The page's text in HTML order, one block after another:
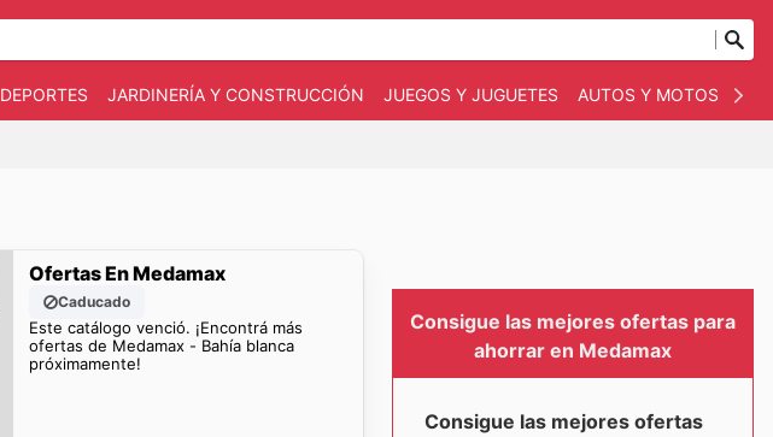
DEPORTES JARDINERÍA Y CONSTRUCCIÓN JUEGOS Y JUGUETES AUTOS Y MOTOS
Ofertas En Medamax
Caducado
Este catálogo venció. ¡Encontrá más
ofertas de Medamax - Bahía blanca
próximamente!
Consigue las mejores ofertas para
ahorrar en Medamax
Consigue las mejores ofertas